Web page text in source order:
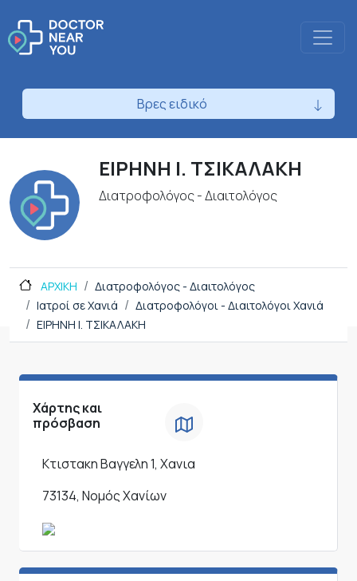
Βρες ειδικό
ΕΙΡΗΝΗ Ι. ΤΣΙΚΑΛΑΚΗ
Διατροφολόγος - Διαιτολόγος
ΑΡΧΙΚΗ
Διατροφολόγος - Διαιτολόγος
Ιατροί σε Χανιά
Διατροφολόγοι - Διαιτολόγοι Χανιά
ΕΙΡΗΝΗ Ι. ΤΣΙΚΑΛΑΚΗ
Χάρτης και
πρόσβαση
Κτιστακη Βαγγελη 1, Χανια
73134, Νομός Χανίων